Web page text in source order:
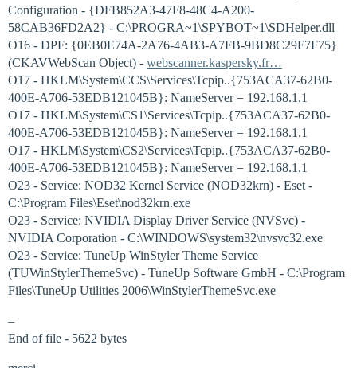
Configuration - {DFB852A3-47F8-48C4-A200-
58CAB36FD2A2} - C:\PROGRA~1\SPYBOT~1\SDHelper.dll
O16 - DPF: {0EB0E74A-2A76-4AB3-A7FB-9BD8C29F7F75}
(CKAVWebScan Object) - webscanner.kaspersky.fr…
O17 - HKLM\System\CCS\Services\Tcpip..{753ACA37-62B0-
400E-A706-53EDB121045B}: NameServer = 192.168.1.1
O17 - HKLM\System\CS1\Services\Tcpip..{753ACA37-62B0-
400E-A706-53EDB121045B}: NameServer = 192.168.1.1
O17 - HKLM\System\CS2\Services\Tcpip..{753ACA37-62B0-
400E-A706-53EDB121045B}: NameServer = 192.168.1.1
O23 - Service: NOD32 Kernel Service (NOD32krn) - Eset -
C:\Program Files\Eset\nod32krn.exe
O23 - Service: NVIDIA Display Driver Service (NVSvc) -
NVIDIA Corporation - C:\WINDOWS\system32\nvsvc32.exe
O23 - Service: TuneUp WinStyler Theme Service
(TUWinStylerThemeSvc) - TuneUp Software GmbH - C:\Program
Files\TuneUp Utilities 2006\WinStylerThemeSvc.exe
–
End of file - 5622 bytes